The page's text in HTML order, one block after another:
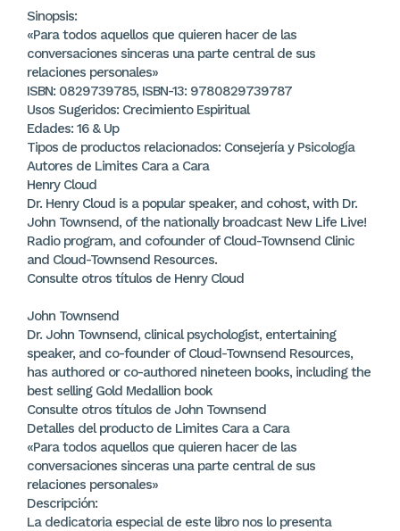
Sinopsis:
«Para todos aquellos que quieren hacer de las
conversaciones sinceras una parte central de sus
relaciones personales»
ISBN: 0829739785, ISBN-13: 9780829739787
Usos Sugeridos: Crecimiento Espiritual
Edades: 16 & Up
Tipos de productos relacionados: Consejería y Psicología
Autores de Limites Cara a Cara
Henry Cloud
Dr. Henry Cloud is a popular speaker, and cohost, with Dr.
John Townsend, of the nationally broadcast New Life Live!
Radio program, and cofounder of Cloud-Townsend Clinic
and Cloud-Townsend Resources.
Consulte otros títulos de Henry Cloud
John Townsend
Dr. John Townsend, clinical psychologist, entertaining
speaker, and co-founder of Cloud-Townsend Resources,
has authored or co-authored nineteen books, including the
best selling Gold Medallion book
Consulte otros títulos de John Townsend
Detalles del producto de Limites Cara a Cara
«Para todos aquellos que quieren hacer de las
conversaciones sinceras una parte central de sus
relaciones personales»
Descripción:
La dedicatoria especial de este libro nos lo presenta